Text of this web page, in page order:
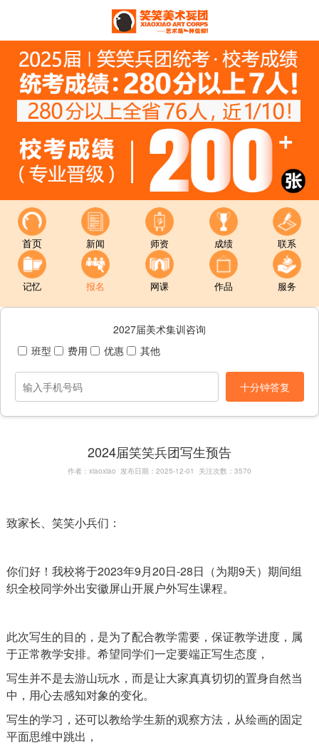
首页 新闻 师资 成绩 联系
记忆 报名 网课 作品 服务
2027届美术集训咨询
班型
费用 优惠 其他
十分钟答复
2024届笑笑兵团写生预告
作者：xiaoxiao 发布日期：2025-12-01 关注次数：3570
致家长、笑笑小兵们：
你们好！我校将于2023年9月20日-28日（为期9天）期间组
织全校同学外出安徽屏山开展户外写生课程。
此次写生的目的，是为了配合教学需要，保证教学进度，属
于正常教学安排。希望同学们一定要端正写生态度，
写生并不是去游山玩水，而是让大家真真切切的置身自然当
中，用心去感知对象的变化。
写生的学习，还可以教给学生新的观察方法，从绘画的固定
平面思维中跳出，